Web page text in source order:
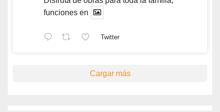
funciones en
Twitter
Cargar más